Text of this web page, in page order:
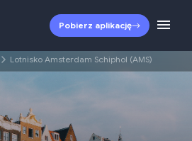
Pobierz aplikację
Lotnisko Amsterdam Schiphol (AMS)